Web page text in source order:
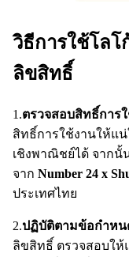
วิธีการใช้โล
ลิขสิทธิ์
1.ตรวจสอบสิทธิ์การ
สิทธิ์การใช้งานให้แ
เชิงพาณิชย์ได้ จาก
จาก Number 24 x
ประเทศไทย
2.ปฏิบัติตามข้อกำหน
ลิขสิทธิ์ ตรวจสอบใ